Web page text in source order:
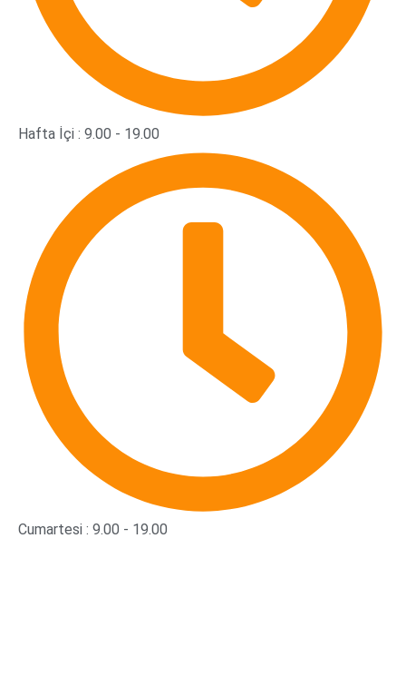
Hafta İçi : 9.00 - 19.00
Cumartesi : 9.00 - 19.00